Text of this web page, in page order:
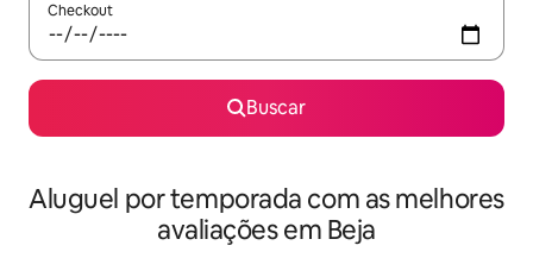
Checkout
Buscar
Aluguel por temporada com as melhores
avaliações em Beja